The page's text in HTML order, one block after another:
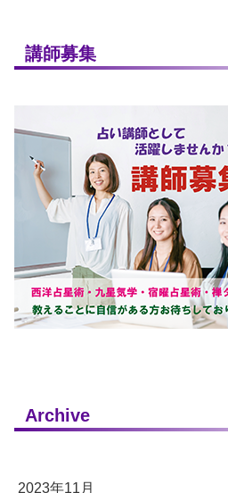
講師募集
Archive
2023年11月